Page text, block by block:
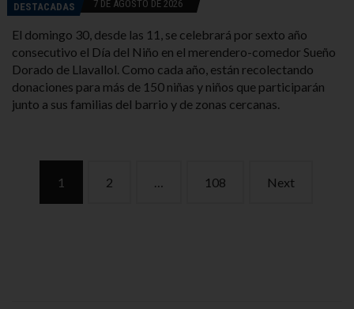
DESTACADAS 7 DE AGOSTO DE 2026
El domingo 30, desde las 11, se celebrará por sexto año
consecutivo el Día del Niño en el merendero-comedor Sueño
Dorado de Llavallol. Como cada año, están recolectando
donaciones para más de 150 niñas y niños que participarán
junto a sus familias del barrio y de zonas cercanas.
Posts
navigation
1 2 … 108 Next